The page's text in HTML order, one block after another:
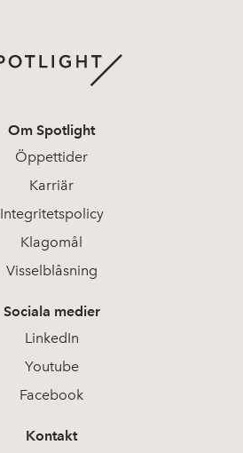
Om Spotlight
Öppettider
Karriär
Integritetspolicy
Klagomål
Visselblåsning
Sociala medier
LinkedIn
Youtube
Facebook
Kontakt